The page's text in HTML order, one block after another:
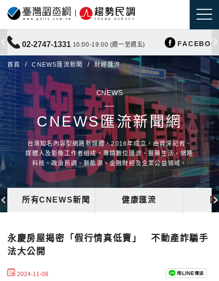
02-2747-1331 10:00-19:00 (週一至週五)
首頁 CNEWS匯流新聞 財經匯流
CNEWS
CNEWS匯流新聞網
台灣知名內容型網路新媒體，2016年成立，由資深記者、
媒體人及影像工作者組成，專精數位匯流、醫藥生活、網路
科技、政治民調、新能源、金融財經及企業公益領域。
所有CNEWS新聞 健康匯流
永慶房屋揭密「假行情真低賣」 不動產詐騙手
法大公開
2024-11-08